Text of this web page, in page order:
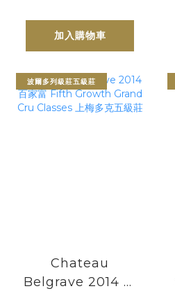
克
加入購物車
波爾多列級莊五級莊
Chateau
Belgrave 2014 百